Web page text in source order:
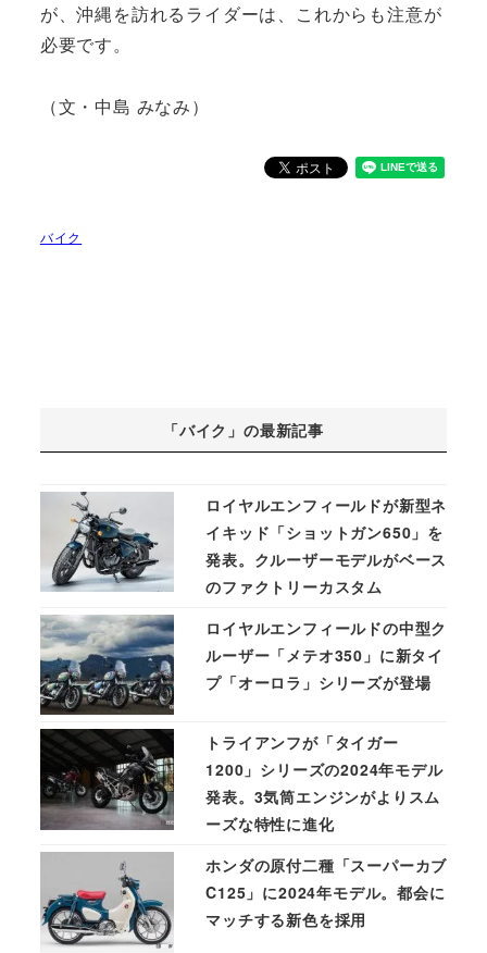
が、沖縄を訪れるライダーは、これからも注意が
必要です。
（文・中島 みなみ）
バイク
「バイク」の最新記事
ロイヤルエンフィールドが新型ネ
イキッド「ショットガン650」を
発表。クルーザーモデルがベース
のファクトリーカスタム
ロイヤルエンフィールドの中型ク
ルーザー「メテオ350」に新タイ
プ「オーロラ」シリーズが登場
トライアンフが「タイガー
1200」シリーズの2024年モデル
発表。3気筒エンジンがよりスム
ーズな特性に進化
ホンダの原付二種「スーパーカブ
C125」に2024年モデル。都会に
マッチする新色を採用